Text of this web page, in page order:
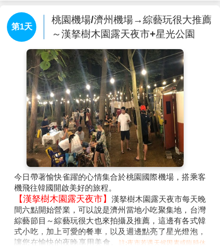
第1天
桃園機場/濟州機場→綜藝玩很大推薦
～漢拏樹木園露天夜市+星光公園
今日帶著愉快雀躍的心情集合於桃園國際機場，搭乘客
機飛往韓國開啟美好的旅程。
【漢拏樹木園露天夜市】 漢拏樹木園露天夜市每天晚
間六點開始營業，可以說是濟州當地小吃聚集地，台灣
綜藝節目～綜藝玩很大也來拍攝及推薦，這邊有各式韓
式小吃，加上可愛的餐車，以及週邊點亮了星光燈泡，
讓您在愉快的夜晚享用美食。 註:夜市若遇天候因素或臨時休